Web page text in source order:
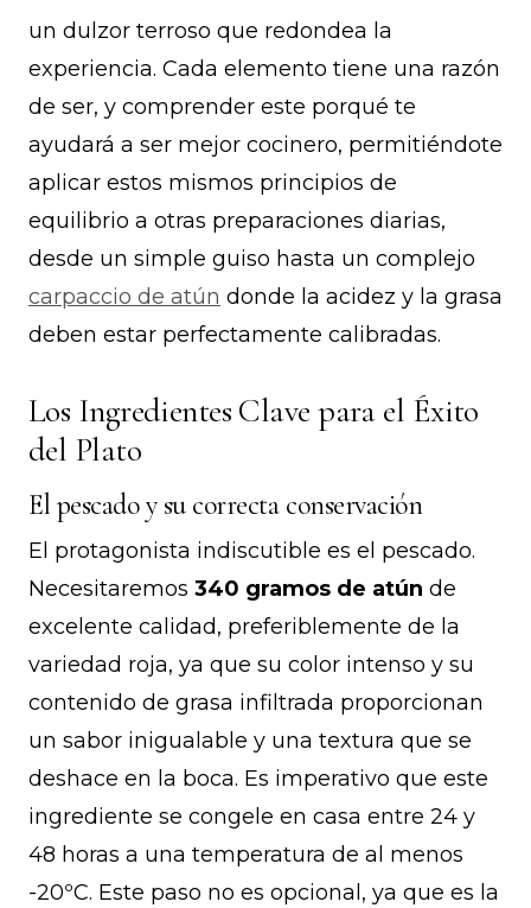
un dulzor terroso que redondea la
experiencia. Cada elemento tiene una razón
de ser, y comprender este porqué te
ayudará a ser mejor cocinero, permitiéndote
aplicar estos mismos principios de
equilibrio a otras preparaciones diarias,
desde un simple guiso hasta un complejo
carpaccio de atún donde la acidez y la grasa
deben estar perfectamente calibradas.
Los Ingredientes Clave para el Éxito
del Plato
El pescado y su correcta conservación
El protagonista indiscutible es el pescado.
Necesitaremos 340 gramos de atún de
excelente calidad, preferiblemente de la
variedad roja, ya que su color intenso y su
contenido de grasa infiltrada proporcionan
un sabor inigualable y una textura que se
deshace en la boca. Es imperativo que este
ingrediente se congele en casa entre 24 y
48 horas a una temperatura de al menos
-20ºC. Este paso no es opcional, ya que es la